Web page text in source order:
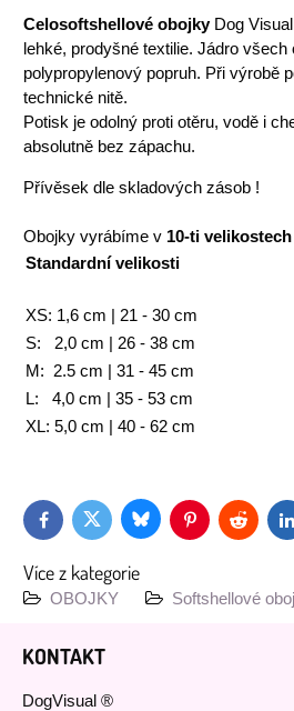
Celosoftshellové obojky Dog
lehké, prodyšné textilie. Jádro
polypropylenový popruh. Při výrobě
technické nitě.
Potisk je odolný proti otěru, vodě i
absolutně bez zápachu.
Přívěsek dle skladových zásob !
Obojky vyrábíme v 10-ti
Standardní velikosti
XS: 1,6 cm | 21 - 30 cm
S: 2,0 cm | 26 - 38 cm
M: 2.5 cm | 31 - 45 cm
L: 4,0 cm | 35 - 53 cm
XL: 5,0 cm | 40 - 62 cm
FacebookTwitter BlueskyPinterestReddit
Více z kategorie
OBOJKY Softshellové
KONTAKT
DogVisual ®